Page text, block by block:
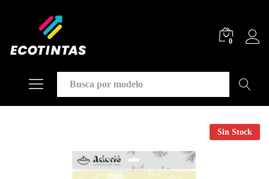
0
Buscar
Sin Stock